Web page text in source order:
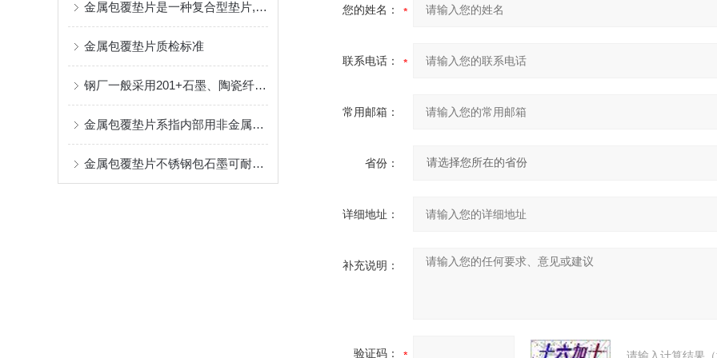
金属包覆垫片是一种复合型垫片,它结构合理,制造方便,其密封性能较好
金属包覆垫片质检标准
钢厂一般采用201+石墨、陶瓷纤维型的金属包覆垫片
金属包覆垫片系指内部用非金属材料用金属板复合型垫片
金属包覆垫片不锈钢包石墨可耐温650度高温
您的姓名：
联系电话：
常用邮箱：
省份：
详细地址：
补充说明：
验证码：